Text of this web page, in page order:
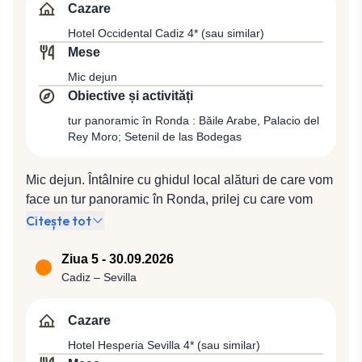
panoramice asupra văilor adânci. După-amiază vom
Hotel El Tajo & Spa 3* (sau similar).
Cazare
Hotel Occidental Cadiz 4* (sau similar)
Mese
Mic dejun
Obiective și activități
tur panoramic în Ronda : Băile Arabe, Palacio del
Rey Moro; Setenil de las Bodegas
Mic dejun. Întâlnire cu ghidul local alături de care vom
face un tur panoramic în Ronda, prilej cu care vom
admira vestigiile maure ale istoriei îndelungate ale
secolele XIII - XIV, ruinele unor moschei maure din
aceeași perioadă și Palacio del Rey Moro (Palatul
mauri care au condus Emiratul de Ronda. În același
celebrele lupte cu tauri, având cea mai veche arenă
Citește tot
Ziua 5 - 30.09.2026
Cadiz – Sevilla
Cazare
Hotel Hesperia Sevilla 4* (sau similar)